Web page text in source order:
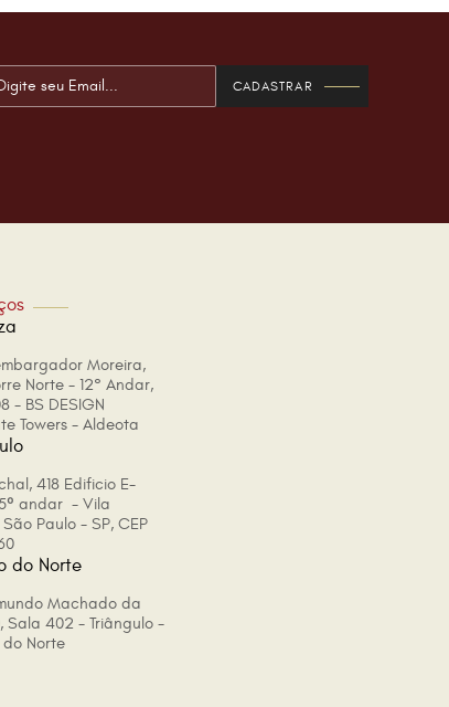
Moreira,
Norte - 12° Andar,
- BS DESIGN
Towers - Aldeota
418 Edificio E-
andar - Vila
Paulo - SP, CEP
do Norte
Machado da
Sala 402 - Triângulo -
do Norte